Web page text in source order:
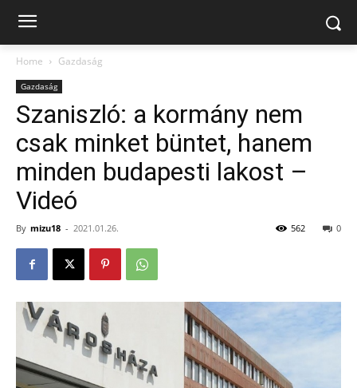
Home Gazdaság
Gazdaság
Szaniszló: a kormány nem
csak minket büntet, hanem
minden budapesti lakost –
Videó
By mizu18 - 2021.01.26. 0
562